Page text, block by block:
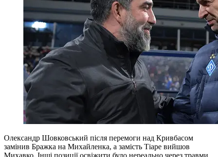
Олександр Шовковський після перемоги над Кривбасом
замінив Бражка на Михайленка, а замість Тіаре вийшов